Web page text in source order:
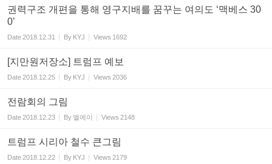
권력구조 개편을 통해 영구지배를 꿈꾸는 여의도 ‘맥베스 30
0’
Date2018.12.31 By KYJ Views 1692
[지만원저장소] 트럼프 예보
Date2018.12.25 By KYJ Views 2036
전람회의 그림
Date2018.12.23 By엘에이 Views 2148
트럼프 시리아 철수 큰그림
Date2018.12.22 By KYJ Views 2179